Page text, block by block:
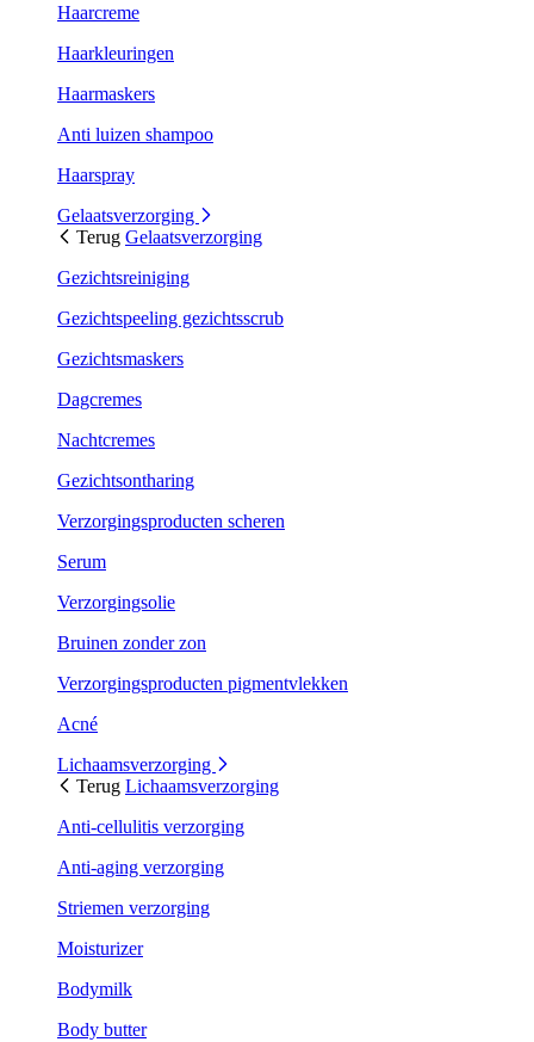
Haarcreme
Haarkleuringen
Haarmaskers
Anti luizen shampoo
Haarspray
Gelaatsverzorging
Terug Gelaatsverzorging
Gezichtsreiniging
Gezichtspeeling gezichtsscrub
Gezichtsmaskers
Dagcremes
Nachtcremes
Gezichtsontharing
Verzorgingsproducten scheren
Serum
Verzorgingsolie
Bruinen zonder zon
Verzorgingsproducten pigmentvlekken
Acné
Lichaamsverzorging
Terug Lichaamsverzorging
Anti-cellulitis verzorging
Anti-aging verzorging
Striemen verzorging
Moisturizer
Bodymilk
Body butter